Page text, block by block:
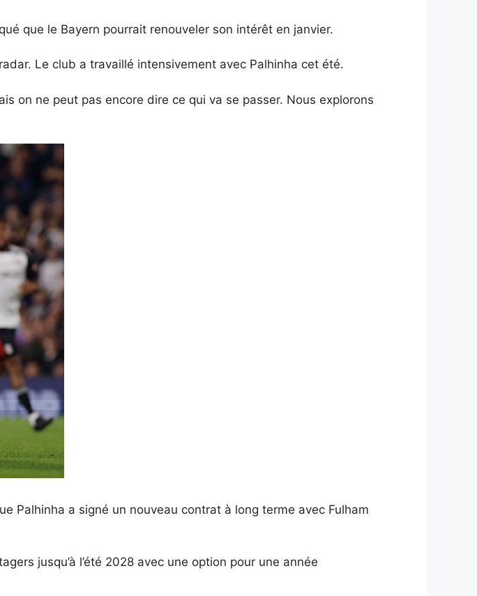
que le Bayern pourrait renouveler son intérêt en janvier.
Le club a travaillé intensivement avec Palhinha cet été.
on ne peut pas encore dire ce qui va se passer. Nous explorons
Palhinha a signé un nouveau contrat à long terme avec Fulham
jusqu’à l’été 2028 avec une option pour une année